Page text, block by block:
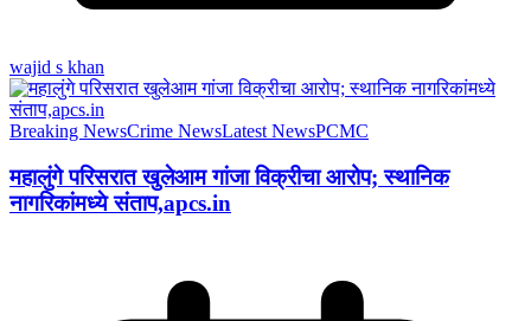
wajid s khan
Breaking NewsCrime NewsLatest NewsPCMC
महालुंगे परिसरात खुलेआम गांजा विक्रीचा आरोप; स्थानिक
नागरिकांमध्ये संताप,apcs.in